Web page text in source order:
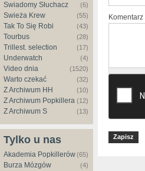
Świadomy Słuchacz (6)
Świeża Krew (55)
Tak To Się Robi (43)
Tourbus (28)
Trillest. selection (17)
Underwatch (4)
Video dnia (1520)
Warto czekać (32)
Z Archiwum HH (10)
Z Archiwum Popkillera (12)
Z Archiwum S (13)
Tylko u nas
Akademia Popkillerów(65)
Burza Mózgów (4)
Komentarz